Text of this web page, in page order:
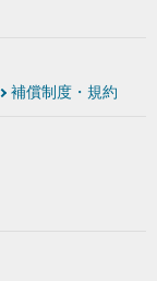
補償制度・規約